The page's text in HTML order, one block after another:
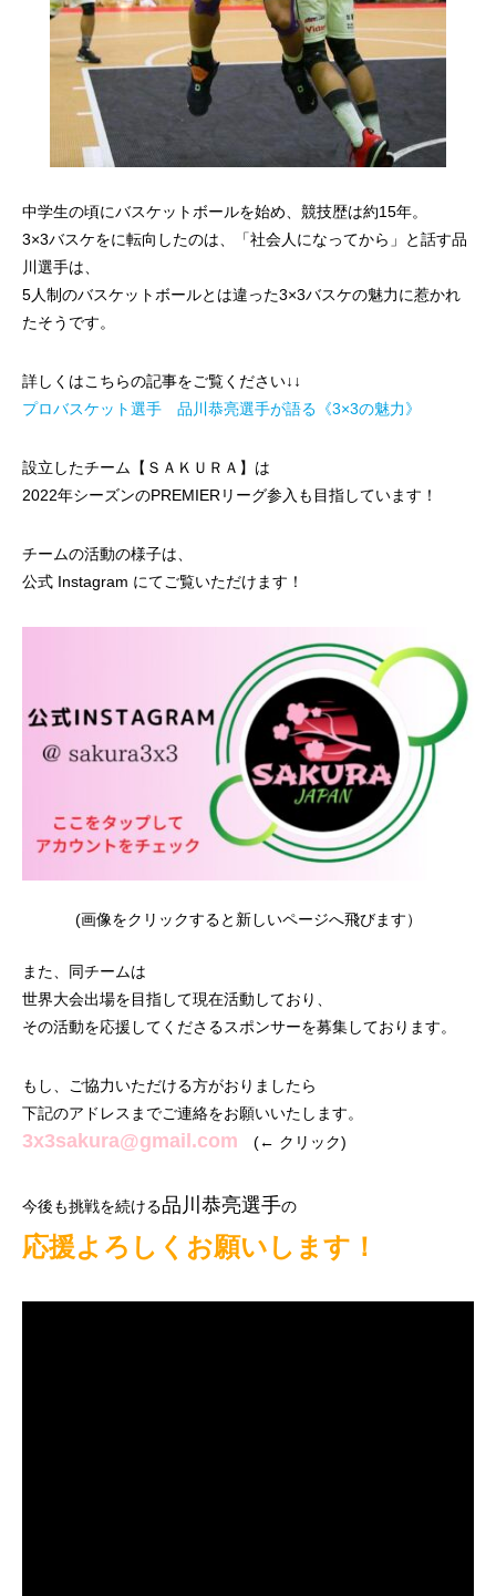
中学生の頃にバスケットボールを始め、競技歴は約15年。
3×3バスケをに転向したのは、「社会人になってから」と話す品
川選手は、
5人制のバスケットボールとは違った3×3バスケの魅力に惹かれ
たそうです。
詳しくはこちらの記事をご覧ください↓↓
プロバスケット選手 品川恭亮選手が語る《3×3の魅力》
設立したチーム【ＳＡＫＵＲＡ】は
2022年シーズンのPREMIERリーグ参入も目指しています！
チームの活動の様子は、
公式 Instagram にてご覧いただけます！
(画像をクリックすると新しいページへ飛びます）
また、同チームは
世界大会出場を目指して現在活動しており、
その活動を応援してくださるスポンサーを募集しております。
もし、ご協力いただける方がおりましたら
下記のアドレスまでご連絡をお願いいたします。
3x3sakura@gmail.com (← クリック)
今後も挑戦を続ける品川恭亮選手の
応援よろしくお願いします！